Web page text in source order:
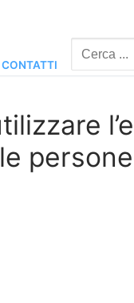
CONTATTI
Cerca: